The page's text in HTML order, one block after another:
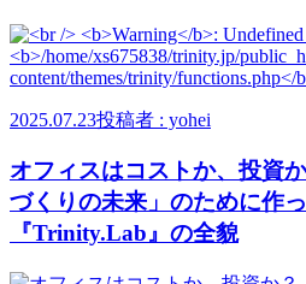
2025.07.23投稿者 : yohei
オフィスはコストか、投資
づくりの未来」のために作
『Trinity.Lab』の全貌